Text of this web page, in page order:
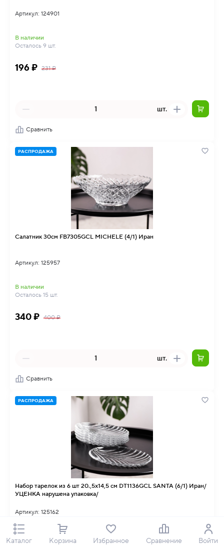
Каталог Корзина Избранное Сравнение Войти
Артикул: 124901
В наличии
Осталось 9 шт.
196 ₽ 231 ₽
шт.
Сравнить
РАСПРОДАЖА
Салатник 30см FB7305GCL MICHELE (4/1) Иран
Артикул: 125957
В наличии
Осталось 15 шт.
340 ₽ 400 ₽
шт.
Сравнить
РАСПРОДАЖА
Набор тарелок из 6 шт 20.,5х14,5 см DT1136GCL SANTA (6/1) Иран/
УЦЕНКА нарушена упаковка/
Артикул: 125162
В наличии
Осталось 8 шт.